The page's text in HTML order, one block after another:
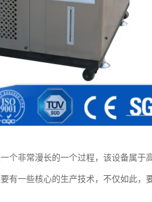
个非常漫长的一个过程，该设备属于
有一些核心的生产技术，不仅如此，